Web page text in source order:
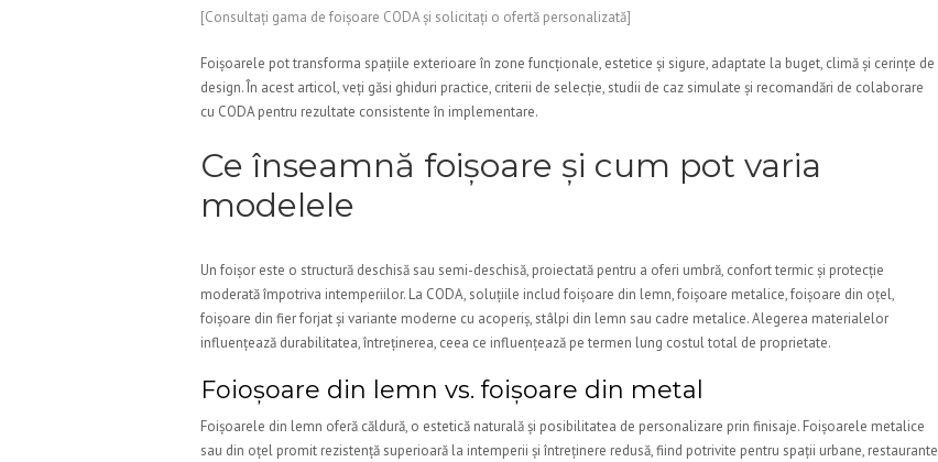
[Consultați gama de foișoare CODA și solicitați o ofertă personalizată]
Foișoarele pot transforma spațiile exterioare în zone funcționale, estetice și sigure, adaptate la buget, climă și cerințe de
design. În acest articol, veți găsi ghiduri practice, criterii de selecție, studii de caz simulate și recomandări de colaborare
cu CODA pentru rezultate consistente în implementare.
Ce înseamnă foișoare și cum pot varia
modelele
Un foișor este o structură deschisă sau semi-deschisă, proiectată pentru a oferi umbră, confort termic și protecție
moderată împotriva intemperiilor. La CODA, soluțiile includ foișoare din lemn, foișoare metalice, foișoare din oțel,
foișoare din fier forjat și variante moderne cu acoperiș, stâlpi din lemn sau cadre metalice. Alegerea materialelor
influențează durabilitatea, întreținerea, ceea ce influențează pe termen lung costul total de proprietate.
Foioșoare din lemn vs. foișoare din metal
Foișoarele din lemn oferă căldură, o estetică naturală și posibilitatea de personalizare prin finisaje. Foișoarele metalice
sau din oțel promit rezistență superioară la intemperii și întreținere redusă, fiind potrivite pentru spații urbane, restaurante